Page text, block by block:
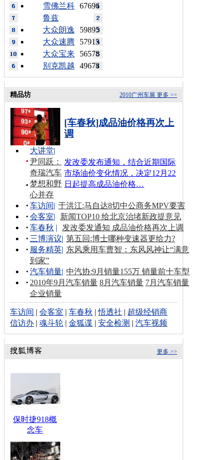
67696
雪佛兰科
鲁兹
59895
大众朗逸
57915
大众速腾
56578
大众宝来
49678
别克凯越
更多 >>
2010广州车展
精品坊
[车春秋]成品油价格再次上
调
发改委发布通知，结合近期国际
市场油价变化情况，决定12月22
日起提高成品油价格…
大讲堂|
尹同跃：
奇瑞汽车
梦想和野
心并存
车访间| 于洪江:马自达8切中公商务MPV要害
会客室|
新闻TOP10 给北京治堵新政提意见
车春秋 |
发改委发通知 成品油价格再次上调
三博演议| 第五回:博士哪种变速器更给力?
服务精英| 东风乘用车曹智：东风风神让“满意
到家”
汽车销量| 中汽协:9月销量155万 销量前十车型
2010年9月汽车销量 8月汽车销量 7月汽车销量
企业销量
车访间 |会客室 |车春秋 |悟透社 | 超级经销商
信访办 |魂斗轮 |金狐谍 |安全检测 |汽车视频
更多 >>
保时捷918概
念车